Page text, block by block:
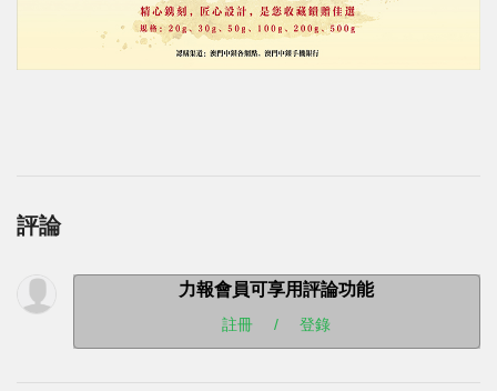
評論
力報會員可享用評論功能
註冊 / 登錄